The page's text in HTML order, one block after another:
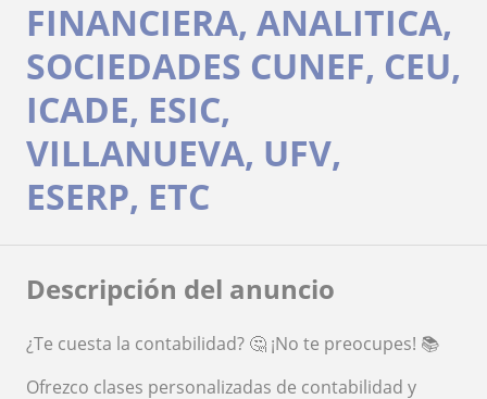
FINANCIERA, ANALITICA,
SOCIEDADES CUNEF, CEU,
ICADE, ESIC,
VILLANUEVA, UFV,
ESERP, ETC
Descripción del anuncio
¿Te cuesta la contabilidad? 🤔 ¡No te preocupes! 📚
Ofrezco clases personalizadas de contabilidad y